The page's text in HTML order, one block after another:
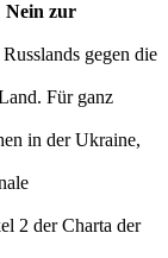
Nein zur
gegen die
Für ganz
in der Ukraine,
2 der Charta der